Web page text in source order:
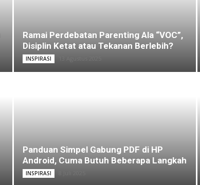
Ramai Perdebatan Parenting Ala “VOC”,
Disiplin Ketat atau Tekanan Berlebih?
INSPIRASI
Panduan Simpel Gabung PDF di HP
Android, Cuma Butuh Beberapa Langkah
INSPIRASI